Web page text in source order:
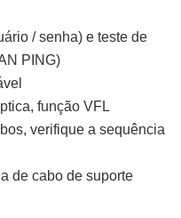
/ senha) e teste de
PING)
função VFL
verifique a sequência
de cabo de suporte